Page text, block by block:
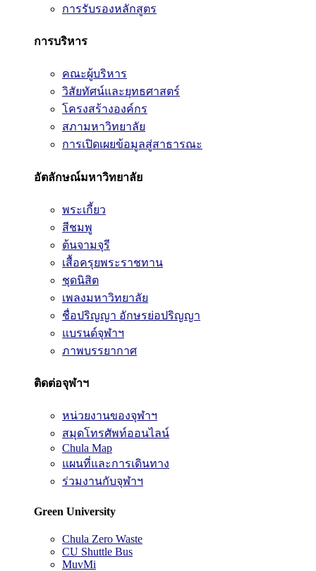
การรับรองหลักสูตร
การบริหาร
คณะผู้บริหาร
วิสัยทัศน์และยุทธศาสตร์
โครงสร้างองค์กร
สภามหาวิทยาลัย
การเปิดเผยข้อมูลสู่สาธารณะ
อัตลักษณ์มหาวิทยาลัย
พระเกี้ยว
สีชมพู
ต้นจามจุรี
เสื้อครุยพระราชทาน
ชุดนิสิต
เพลงมหาวิทยาลัย
ชื่อปริญญา อักษรย่อปริญญา
แบรนด์จุฬาฯ
ภาพบรรยากาศ
ติดต่อจุฬาฯ
หน่วยงานของจุฬาฯ
สมุดโทรศัพท์ออนไลน์
Chula Map
แผนที่และการเดินทาง
ร่วมงานกับจุฬาฯ
Green University
Chula Zero Waste
CU Shuttle Bus
MuvMi